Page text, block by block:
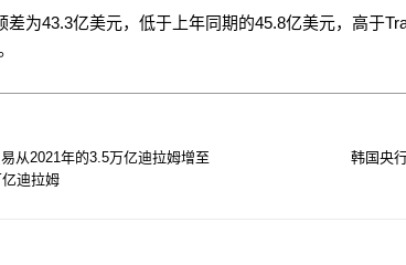
差为43.3亿美元，低于上年同期的45.8亿美元，高于
从2021年的3.5万亿迪拉姆增至
迪拉姆
韩国央